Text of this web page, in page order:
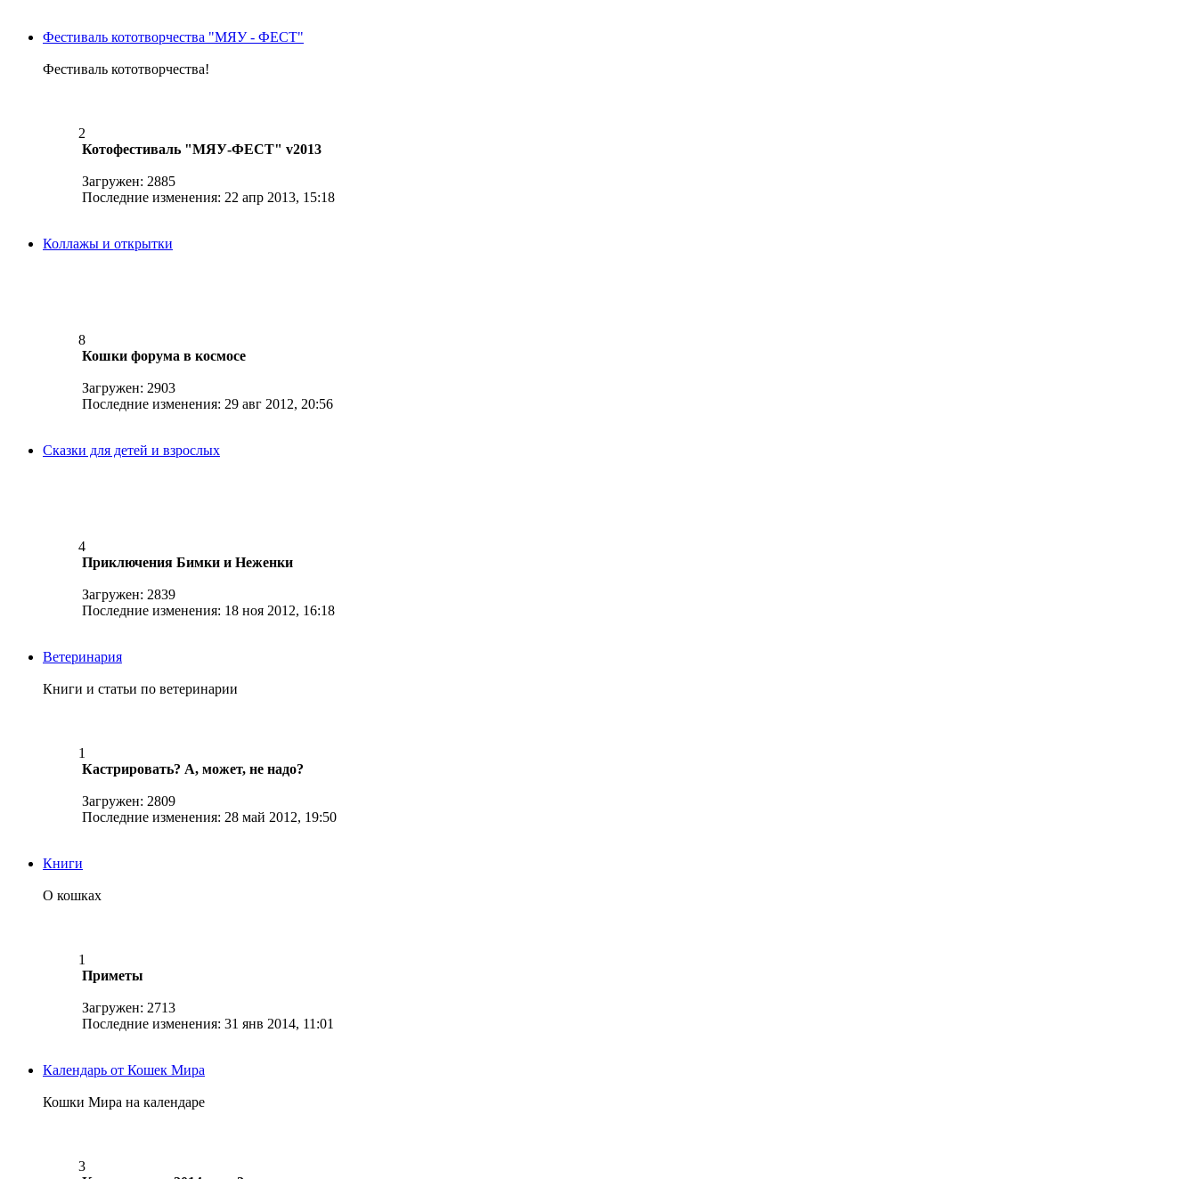
Фестиваль кототворчества "МЯУ - ФЕСТ"
Фестиваль кототворчества!
2
Котофестиваль "МЯУ-ФЕСТ" v2013
Загружен: 2885
Последние изменения: 22 апр 2013, 15:18
Коллажы и открытки
8
Кошки форума в космосе
Загружен: 2903
Последние изменения: 29 авг 2012, 20:56
Сказки для детей и взрослых
4
Приключения Бимки и Неженки
Загружен: 2839
Последние изменения: 18 ноя 2012, 16:18
Ветеринария
Книги и статьи по ветеринарии
1
Кастрировать? А, может, не надо?
Загружен: 2809
Последние изменения: 28 май 2012, 19:50
Книги
О кошках
1
Приметы
Загружен: 2713
Последние изменения: 31 янв 2014, 11:01
Календарь от Кошек Мира
Кошки Мира на календаре
3